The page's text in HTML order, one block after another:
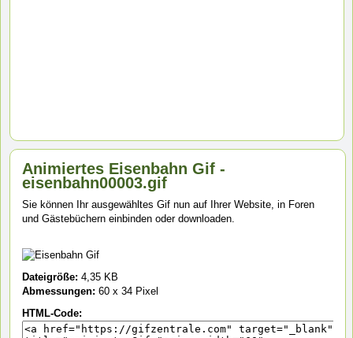
Animiertes Eisenbahn Gif -
eisenbahn00003.gif
Sie können Ihr ausgewähltes Gif nun auf Ihrer Website, in Foren
und Gästebüchern einbinden oder downloaden.
Dateigröße: 4,35 KB
Abmessungen: 60 x 34 Pixel
HTML-Code: